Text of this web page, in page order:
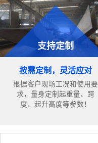
支持定制
按需定制，灵活应对
根据客户现场工况和使用要
求，量身定制起重量、跨
度、起升高度等参数！